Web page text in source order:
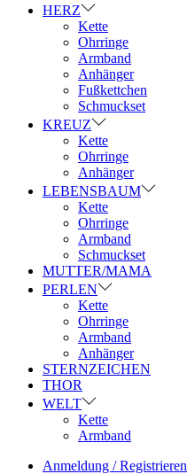
HERZ
Kette
Ohrringe
Armband
Anhänger
Fußkettchen
Schmuckset
KREUZ
Kette
Ohrringe
Anhänger
LEBENSBAUM
Kette
Ohrringe
Armband
Schmuckset
MUTTER/MAMA
PERLEN
Kette
Ohrringe
Armband
Anhänger
STERNZEICHEN
THOR
WELT
Kette
Armband
Anmeldung / Registrieren